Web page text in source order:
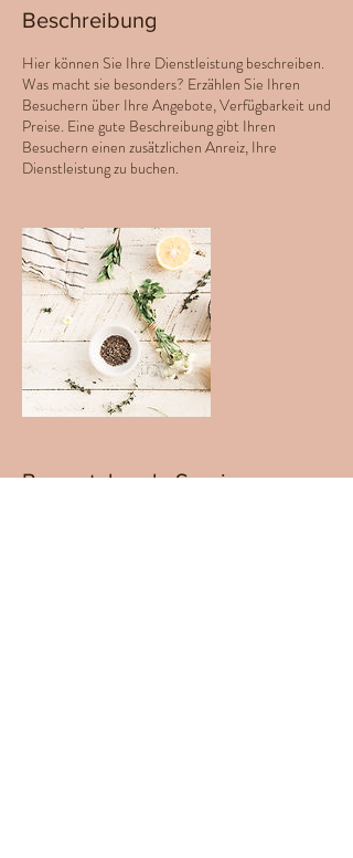
Beschreibung
Hier können Sie Ihre Dienstleistung beschreiben.
Was macht sie besonders? Erzählen Sie Ihren
Besuchern über Ihre Angebote, Verfügbarkeit und
Preise. Eine gute Beschreibung gibt Ihren
Besuchern einen zusätzlichen Anreiz, Ihre
Dienstleistung zu buchen.
Bevorstehende Sessions